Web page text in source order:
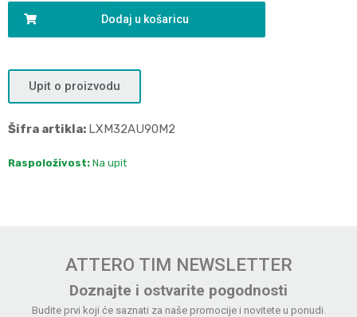
Dodaj u košaricu
Upit o proizvodu
Šifra artikla: LXM32AU90M2
Raspoloživost: Na upit
ATTERO TIM NEWSLETTER
Doznajte i ostvarite pogodnosti
Budite prvi koji će saznati za naše promocije i novitete u ponudi.